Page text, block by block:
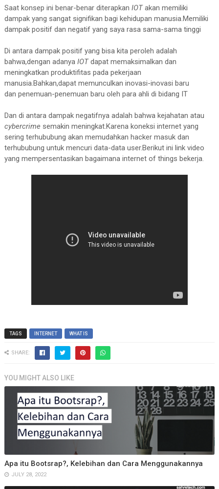
Saat konsep ini benar-benar diterapkan IOTakan memiliki
dampak yang sangat signifikan bagi kehidupan manusia.Memiliki
dampak positif dan negatif yang saya rasa sama-sama tinggi
Di antara dampak positif yang bisa kita peroleh adalah
bahwa,dengan adanyaIOTdapat memaksimalkan dan
meningkatkan produktifitas pada pekerjaan
manusia.Bahkan,dapat memunculkan inovasi-inovasi baru
dan penemuan-penemuan baru oleh para ahli di bidang IT
Dan di antara dampak negatifnya adalah bahwa kejahatan atau
cybercrime semakin meningkat.Karena koneksi internet yang
sering terhububung akan memudahkan hacker masuk dan
terhububung untuk mencuri data-data user.Berikut ini link video
yang mempersentasikan bagaimana internet of things bekerja.
TAGS INTERNET WHAT IS
SHARE:
YOU MIGHT ALSO LIKE
Apa itu Bootsrap?, Kelebihan dan Cara Menggunakannya
JULY 28, 2022